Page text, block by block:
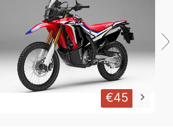
€45 keyboard_arrow_right
›